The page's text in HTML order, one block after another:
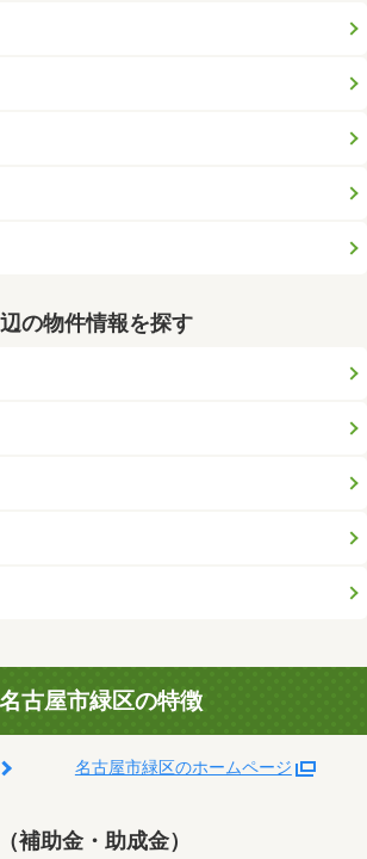
の物件情報を探す
名古屋市緑区の特徴
名古屋市緑区のホームページ
補助金・助成金）